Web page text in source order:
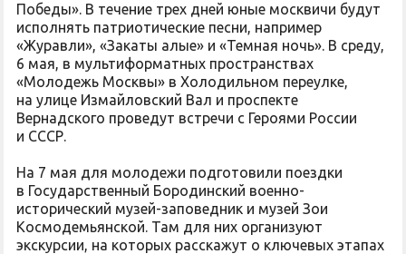
Победы». В течение трех дней юные москвичи будут
исполнять патриотические песни, например
«Журавли», «Закаты алые» и «Темная ночь». В среду,
6 мая, в мультиформатных пространствах
«Молодежь Москвы» в Холодильном переулке,
на улице Измайловский Вал и проспекте
Вернадского проведут встречи с Героями России
и СССР.
На 7 мая для молодежи подготовили поездки
в Государственный Бородинский военно-
исторический музей-заповедник и музей Зои
Космодемьянской. Там для них организуют
экскурсии, на которых расскажут о ключевых этапах